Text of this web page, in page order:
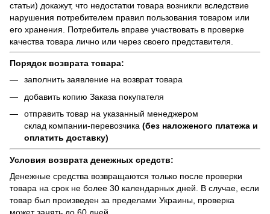
статьи) докажут, что недостатки товара возникли вследствие
нарушения потребителем правил пользования товаром или
его хранения. Потребитель вправе участвовать в проверке
качества товара лично или через своего представителя.
Порядок возврата товара:
заполнить заявление на возврат товара
добавить копию Заказа покупателя
отправить товар на указанный менеджером
склад компании-перевозчика (без наложеного платежа и
оплатить доставку)
Условия возврата денежных средств:
Денежные средства возвращаются только после проверки
товара на срок не более 30 календарных дней. В случае, если
товар был произведен за пределами Украины, проверка